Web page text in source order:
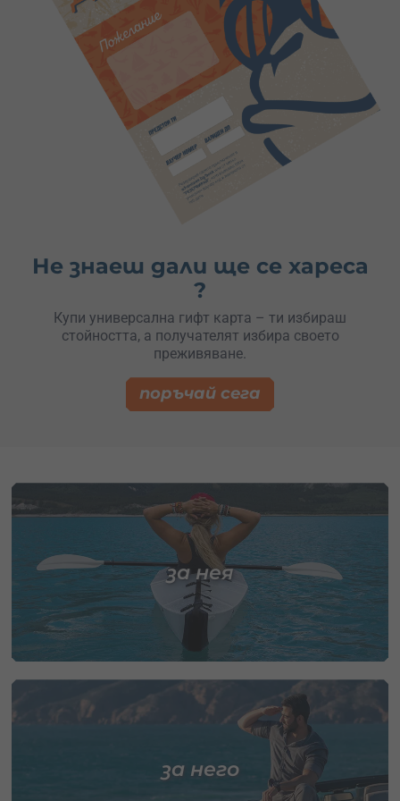
Не знаеш дали ще се хареса
?
Купи универсална гифт карта – ти избираш
стойността, а получателят избира своето
преживяване.
поръчай сега
за нея
за него